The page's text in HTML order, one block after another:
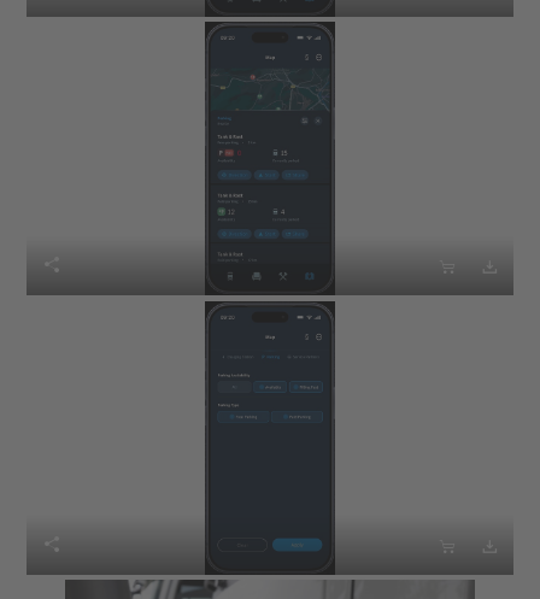
  
  